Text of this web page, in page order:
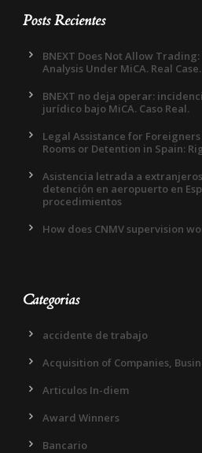
Posts Recientes
BNEXT Does Not Allow
Analysis Under MiCA. Real Case.
BNEXT no deja operar:
jurídico bajo MiCA. Caso Real.
Legal Assistance for
Rooms or Detention in Spain:
Asistencia letrada a
detención en aeropuerto en
procedimientos
How does CNMV supervision
Categorias
accidente de trabajo
Acquisition of Companies,
Articulos In-diem
Award Winners
Bancario